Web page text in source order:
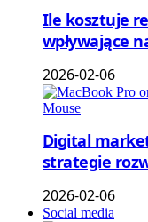
Ile kosztuje
wpływające
2026-02-06
Digital
strategie
2026-02-06
Social media